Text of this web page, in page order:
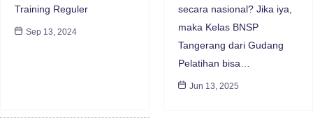
Training Reguler
Sep 13, 2024
secara nasional? Jika iya,
maka Kelas BNSP
Tangerang dari Gudang
Pelatihan bisa…
Jun 13, 2025